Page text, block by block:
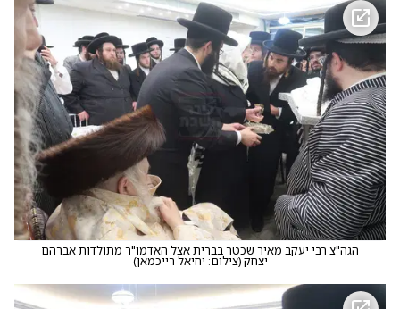
הגה"צ רבי יעקב מאיר שכטר בברית אצל האדמו"ר מתולדות אברהם
יצחק(צילום: יחיאל רייכמאן)